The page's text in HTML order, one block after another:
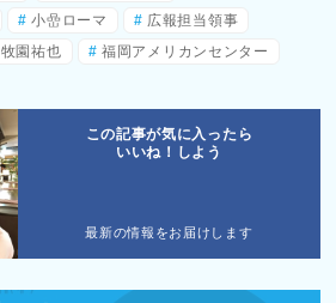
小嵒ローマ
広報担当領事
牧園祐也 福岡アメリカンセンター
この記事が気に入ったら
いいね！しよう
最新の情報をお届けします